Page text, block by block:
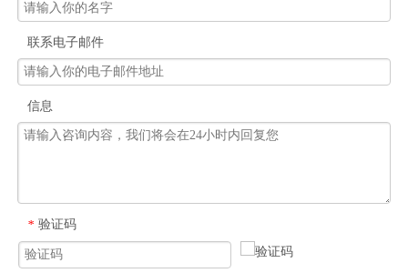
联系电子邮件
信息
* 验证码